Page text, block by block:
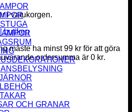
i varukorgen.
butiken
måste ha minst99 kr för att göra
ordersumma är 0 kr.
OCH GRANAR